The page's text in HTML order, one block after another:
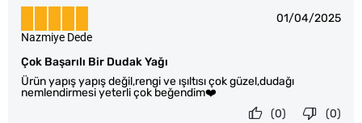
01/04/2025
Çok Başarılı Bir Dudak Yağı
Ürün yapış yapış değil,rengi ve ışıltısı çok güzel,dudağı
nemlendirmesi yeterli çok beğendim❤️
Nazmiye Dede
(0)
(0)